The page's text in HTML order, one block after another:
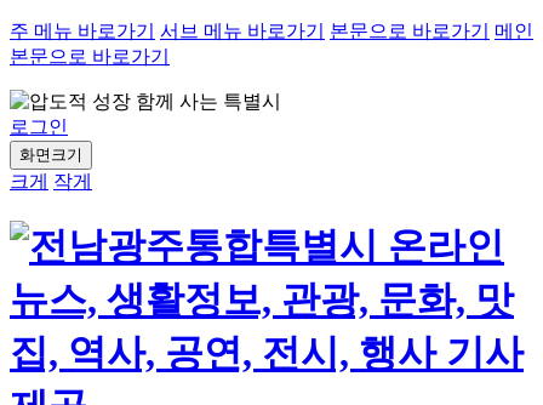
주 메뉴 바로가기 서브 메뉴 바로가기 본문으로 바로가기
메인
본문으로 바로가기
로그인
화면크기
크게 작게